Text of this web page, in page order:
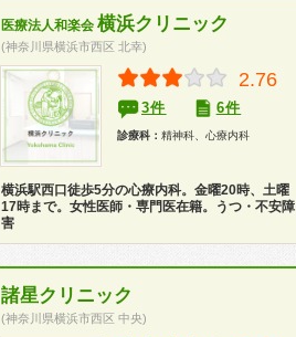
医療法人和楽会 横浜クリニック
(神奈川県横浜市西区 北幸)
2.76
3件 6件
診療科： 精神科、心療内科
横浜駅西口徒歩5分の心療内科。金曜20時、土曜
17時まで。女性医師・専門医在籍。うつ・不安障
害
諸星クリニック
(神奈川県横浜市西区 中央)